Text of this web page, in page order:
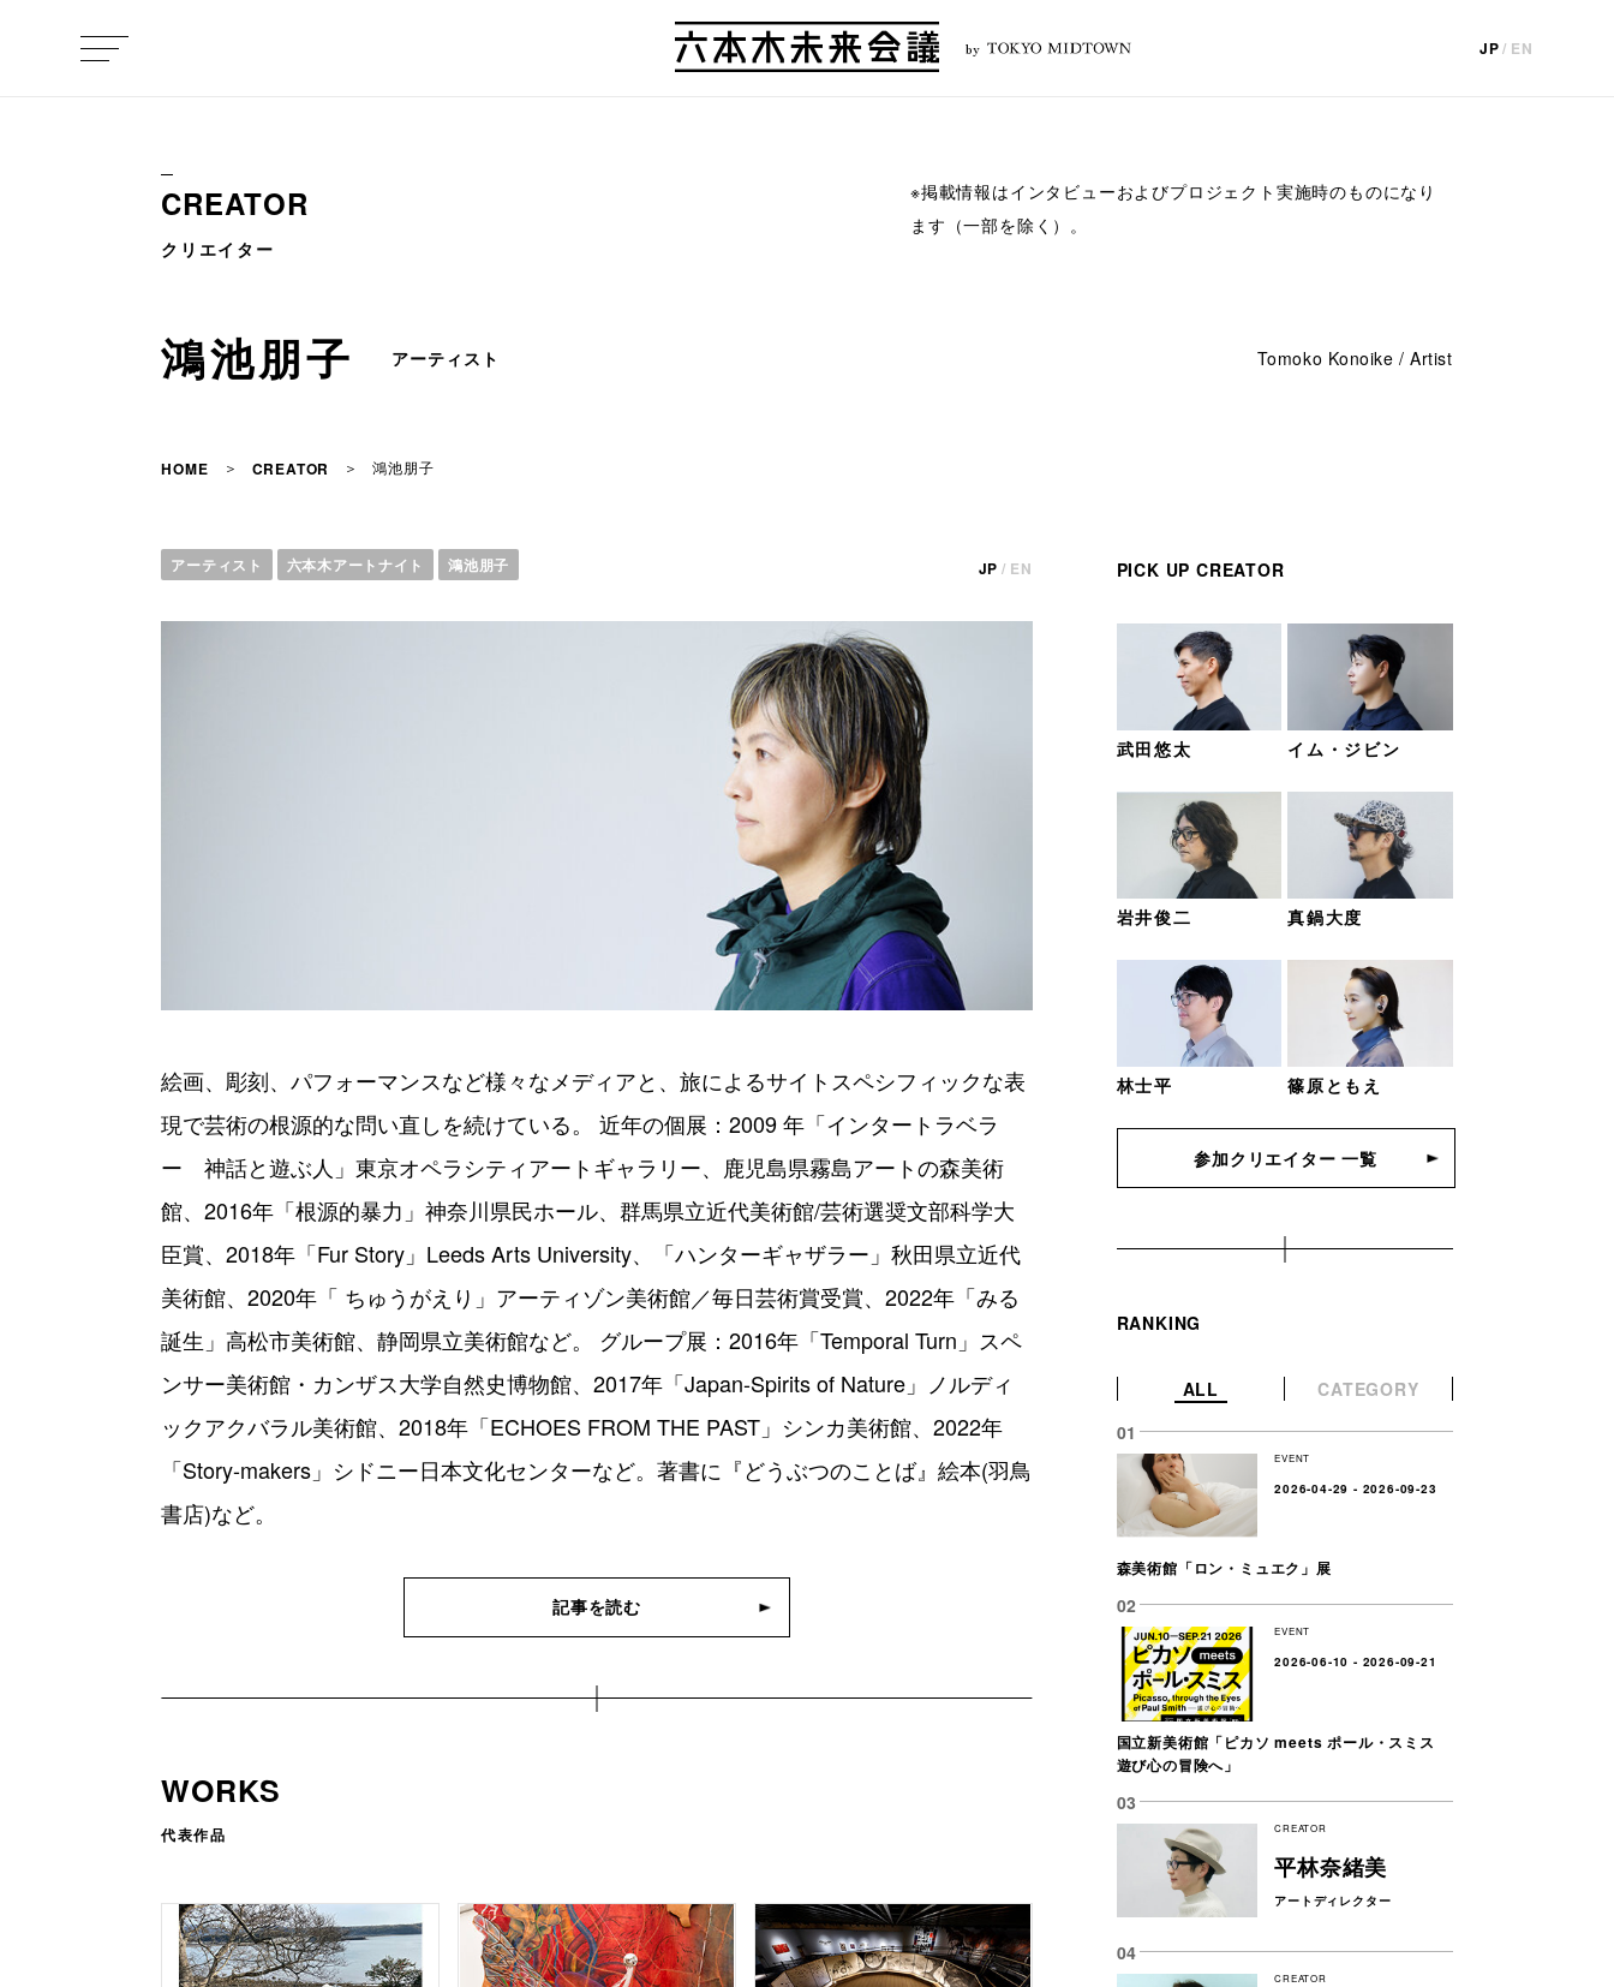
by JP/ EN
CREATOR
クリエイター
※掲載情報はインタビューおよびプロジェクト実施時のものになり
ます（一部を除く）。
鴻池朋子 アーティスト Tomoko Konoike / Artist
HOME CREATOR 鴻池朋子
アーティスト 六本木アートナイト 鴻池朋子 JP / EN
絵画、彫刻、パフォーマンスなど様々なメディアと、旅によるサイトスペシフィックな表
現で芸術の根源的な問い直しを続けている。 近年の個展：2009 年「インタートラベラ
ー 神話と遊ぶ人」東京オペラシティアートギャラリー、鹿児島県霧島アートの森美術
館、2016年「根源的暴力」神奈川県民ホール、群馬県立近代美術館/芸術選奨文部科学大
臣賞、2018年「Fur Story」Leeds Arts University、「ハンターギャザラー」秋田県立近代
美術館、2020年「 ちゅうがえり」アーティゾン美術館／毎日芸術賞受賞、2022年「みる
誕生」高松市美術館、静岡県立美術館など。 グループ展：2016年「Temporal Turn」スペ
ンサー美術館・カンザス大学自然史博物館、2017年「Japan-Spirits of Nature」ノルディ
ックアクバラル美術館、2018年「ECHOES FROM THE PAST」シンカ美術館、2022年
「Story-makers」シドニー日本文化センターなど。著書に『どうぶつのことば』絵本(羽鳥
書店)など。
記事を読む
WORKS
代表作品
PICK UP CREATOR
武田悠太 イム・ジビン
岩井俊二 真鍋大度
林士平 篠原ともえ
参加クリエイター 一覧
RANKING
ALL CATEGORY
EVENT
2026-04-29 - 2026-09-23
森美術館「ロン・ミュエク」展
EVENT
2026-06-10 - 2026-09-21
国立新美術館「ピカソ meets ポール・スミス
遊び心の冒険へ」
CREATOR
平林奈緒美
アートディレクター
CREATOR